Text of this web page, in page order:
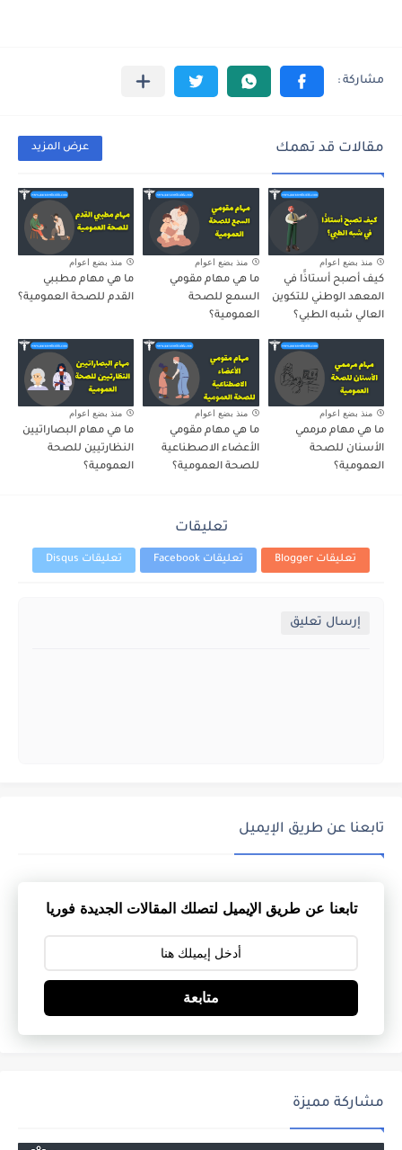
مقالات قد تهمك عرض المزيد
منذ بضع اعوام
كيف أصبح أستاذََا في
المعهد الوطني للتكوين
العالي شبه الطبي؟
منذ بضع اعوام
ما هي مهام مقومي
السمع للصحة
العمومية؟
منذ بضع اعوام
ما هي مهام مطببي
القدم للصحة العمومية؟
منذ بضع اعوام
ما هي مهام مرممي
الأسنان للصحة
العمومية؟
منذ بضع اعوام
ما هي مهام مقومي
الأعضاء الاصطناعية
للصحة العمومية؟
منذ بضع اعوام
ما هي مهام البصاراتيين
النظارتيين للصحة
العمومية؟
تعليقات
تعليقات Blogger تعليقات Facebook تعليقات Disqus
إرسال تعليق
تابعنا عن طريق الإيميل
تابعنا عن طريق الإيميل لتصلك المقالات الجديدة فوريا
متابعة
مشاركة مميزة